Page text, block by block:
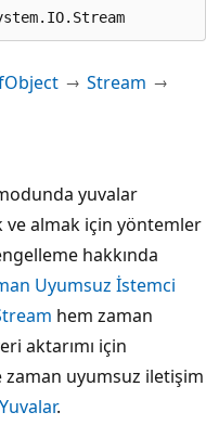
Stream
yuvalar
almak için yöntemler
hakkında
Uyumsuz İstemci
hem zaman
aktarımı için
uyumsuz iletişim
Yuvalar.